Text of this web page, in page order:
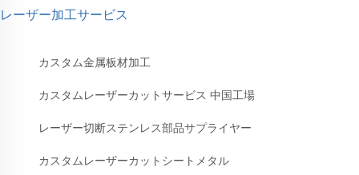
レーザー加工サービス
カスタム金属板材加工
カスタムレーザーカットサービス 中国工場
レーザー切断ステンレス部品サプライヤー
カスタムレーザーカットシートメタル